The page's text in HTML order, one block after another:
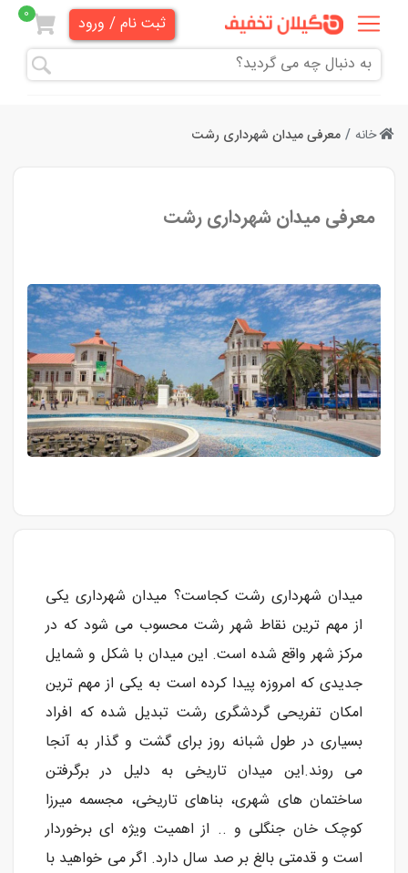
ثبت نام / ورود 0
همه
تخفیف
هنری و
زیبایی
و
آرایشی
پزشکی
و
سلامت
رستوران
و کافی
شاپ
خانه معرفی میدان شهرداری رشت
معرفی میدان شهرداری رشت
میدان شهرداری رشت کجاست؟ میدان شهرداری یکی
از مهم ترین نقاط شهر رشت محسوب می شود که در
مرکز شهر واقع شده است. این میدان با شکل و شمایل
جدیدی که امروزه پیدا کرده است به یکی از مهم ترین
امکان تفریحی گردشگری رشت تبدیل شده که افراد
بسیاری در طول شبانه روز برای گشت و گذار به آنجا
می روند.این میدان تاریخی به دلیل در برگرفتن
ساختمان های شهری، بناهای تاریخی، مجسمه میرزا
کوچک خان جنگلی و .. از اهمیت ویژه ای برخوردار
است و قدمتی بالغ بر صد سال دارد. اگر می خواهید با